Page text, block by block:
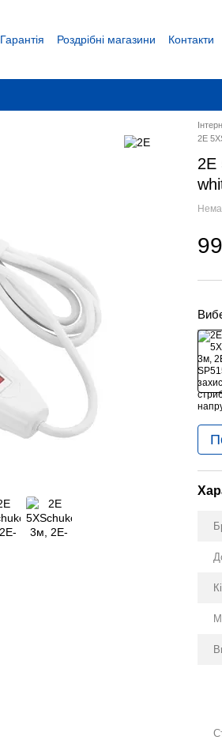
Гарантія Роздрібні магазини
Контакти
2E
2E